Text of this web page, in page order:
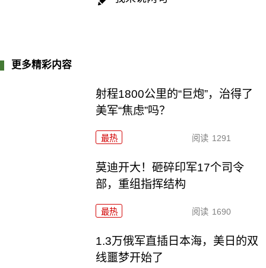
更多精彩内容
射程1800公里的“巨炮”，治得了
美军“焦虑”吗？
最热 阅读 1291
莫迪开大！砸碎印军17个司令
部，重组指挥结构
最热 阅读 1690
1.3万俄军直插日本海，美日的双
线噩梦开始了